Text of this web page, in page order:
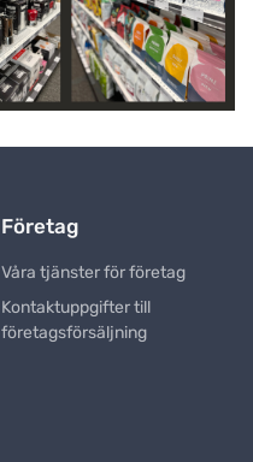
Företag
Våra tjänster för företag
Kontaktuppgifter till
företagsförsäljning